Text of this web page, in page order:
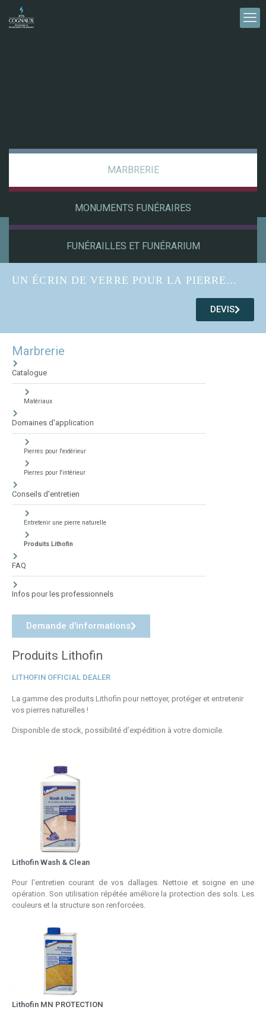
MARBRERIE
MONUMENTS FUNÉRAIRES
FUNÉRAILLES ET FUNÉRARIUM
UN ÉCRIN DE VERRE POUR LA PIERRE...
DEVIS
Marbrerie
Catalogue
Matériaux
Domaines d'application
Pierres pour l'extérieur
Pierres pour l'intérieur
Conseils d'entretien
Entretenir une pierre naturelle
Produits Lithofin
FAQ
Infos pour les professionnels
Demande d'informations
Produits Lithofin
LITHOFIN OFFICIAL DEALER
La gamme des produits Lithofin pour nettoyer, protéger et entretenir
vos pierres naturelles !
Disponible de stock, possibilité d’expédition à votre domicile.
Lithofin Wash & Clean
Pour l'entretien courant de vos dallages. Nettoie et soigne en une
opération. Son utilisation répétée améliore la protection des sols. Les
couleurs et la structure son renforcées.
Lithofin MN PROTECTION